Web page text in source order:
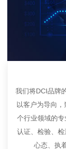
我们将DCI品牌
以客户为导向
个行业领域的
认证、检验、
心态、执